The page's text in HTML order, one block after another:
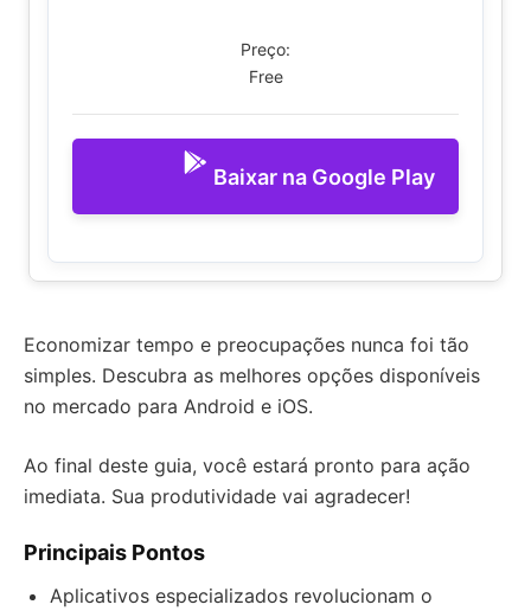
Preço:
Free
Baixar na Google Play
Economizar tempo e preocupações nunca foi tão
simples. Descubra as melhores opções disponíveis
no mercado para Android e iOS.
Ao final deste guia, você estará pronto para ação
imediata. Sua produtividade vai agradecer!
Principais Pontos
Aplicativos especializados revolucionam o